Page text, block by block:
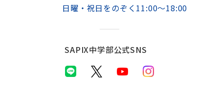
日曜・祝日をのぞく11:00～18:00
SAPIX中学部公式SNS